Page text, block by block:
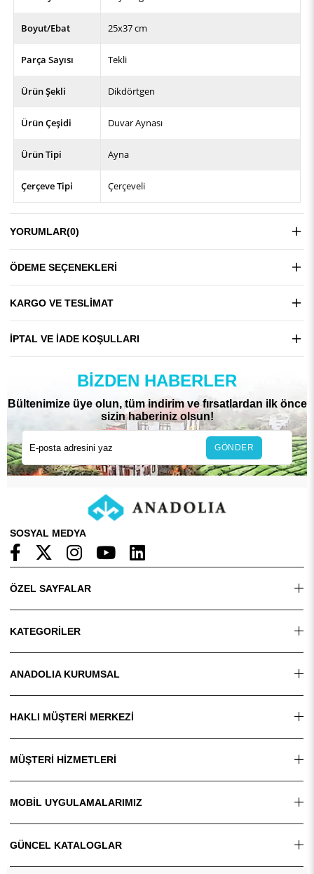
Boyut/Ebat 25x37 cm
Parça Sayısı Tekli
Ürün Şekli Dikdörtgen
Ürün Çeşidi Duvar Aynası
Ürün Tipi Ayna
Çerçeve Tipi Çerçeveli
YORUMLAR(0)
ÖDEME SEÇENEKLERI
KARGO VE TESLIMAT
İPTAL VE İADE KOŞULLARI
BIZDEN HABERLER
Bültenimize üye olun, tüm indirim ve fırsatlardan ilk önce
sizin haberiniz olsun!
GÖNDER
SOSYAL MEDYA
ÖZEL SAYFALAR
KATEGORİLER
ANADOLIA KURUMSAL
HAKLI MÜŞTERİ MERKEZİ
MÜŞTERİ HİZMETLERİ
MOBİL UYGULAMALARIMIZ
GÜNCEL KATALOGLAR